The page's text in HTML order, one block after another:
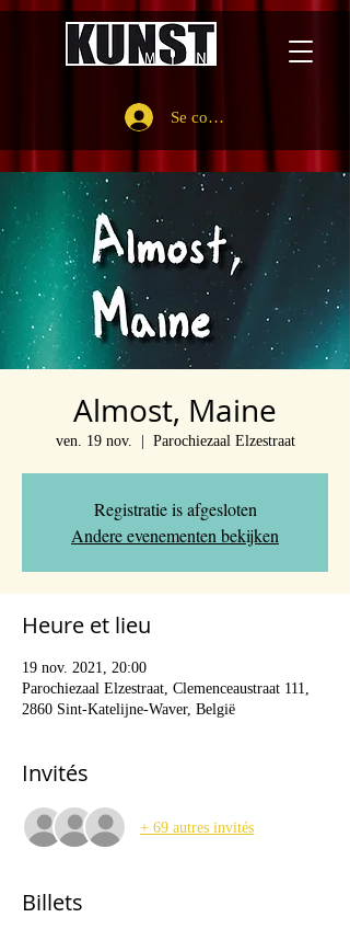
Se connecter
Almost, Maine
ven. 19 nov. Parochiezaal Elzestraat
Registratie is afgesloten
Andere evenementen bekijken
Heure et lieu
19 nov. 2021, 20:00
Parochiezaal Elzestraat, Clemenceaustraat 111,
2860 Sint-Katelijne-Waver, België
Invités
+ 69 autres invités
Billets